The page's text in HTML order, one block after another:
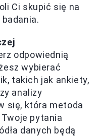
Ci skupić się na
odpowiednią
wybierać
takich jak ankiety,
analizy
się, która metoda
pytania
danych będą